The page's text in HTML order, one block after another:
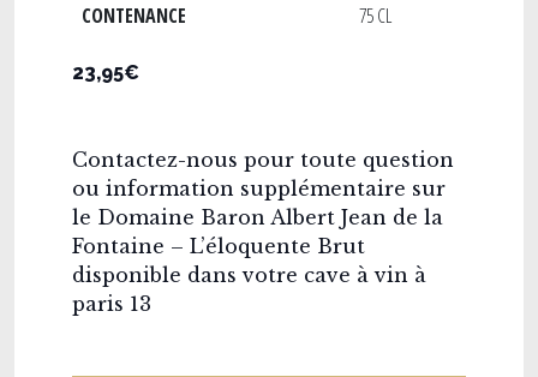
CONTENANCE 75 CL
23,95€
Contactez-nous pour toute question
ou information supplémentaire sur
le Domaine Baron Albert Jean de la
Fontaine – L’éloquente Brut
disponible dans votre cave à vin à
paris 13